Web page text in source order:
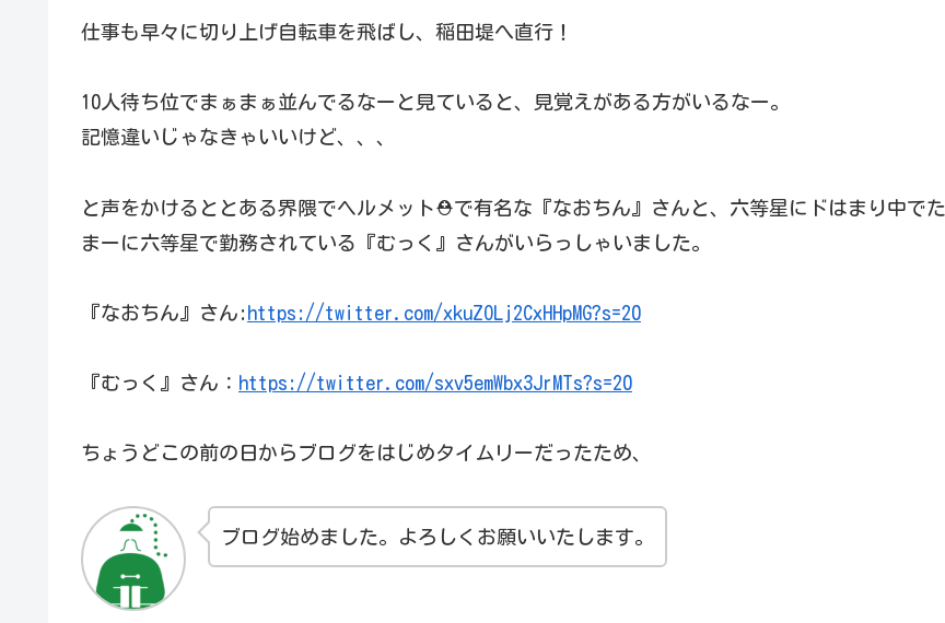
仕事も早々に切り上げ自転車を飛ばし、稲田堤へ直行！
10人待ち位でまぁまぁ並んでるなーと見ていると、見覚えがある方がいるなー。
記憶違いじゃなきゃいいけど、、、
と声をかけるととある界隈でヘルメット⛑で有名な『なおちん』さんと、六等星にドはまり中でた
まーに六等星で勤務されている『むっく』さんがいらっしゃいました。
『なおちん』さん:https://twitter.com/xkuZOLj2CxHHpMG?s=20
『むっく』さん： https://twitter.com/sxv5emWbx3JrMTs?s=20
ちょうどこの前の日からブログをはじめタイムリーだったため、
ブログ始めました。よろしくお願いいたします。